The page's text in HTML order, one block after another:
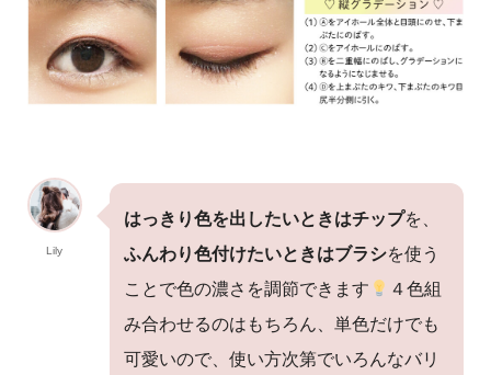
Lily
はっきり色を出したいときはチップを、
ふんわり色付けたいときはブラシを使う
ことで色の濃さを調節できます
４色組
み合わせるのはもちろん、単色だけでも
可愛いので、使い方次第でいろんなバリ